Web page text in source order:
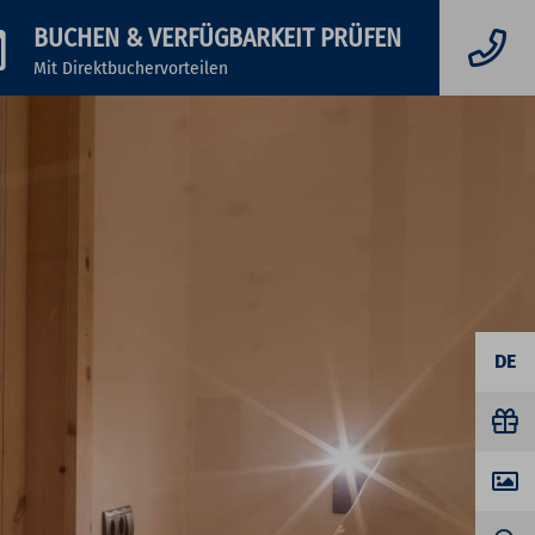
DE
BUCHEN & VERFÜGBARKEIT PRÜFEN
Mit Direktbuchervorteilen